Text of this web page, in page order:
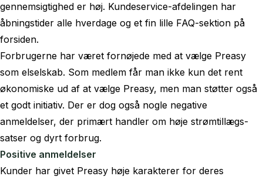
gennemsigtighed er høj. Kundeservice-afdelingen har
åbningstider alle hverdage og et fin lille FAQ-sektion på
forsiden.
Forbrugerne har været fornøjede med at vælge Preasy
som elselskab. Som medlem får man ikke kun det rent
økonomiske ud af at vælge Preasy, men man støtter også
et godt initiativ. Der er dog også nogle negative
anmeldelser, der primært handler om høje strømtillægs-
satser og dyrt forbrug.
Positive anmeldelser
Kunder har givet Preasy høje karakterer for deres